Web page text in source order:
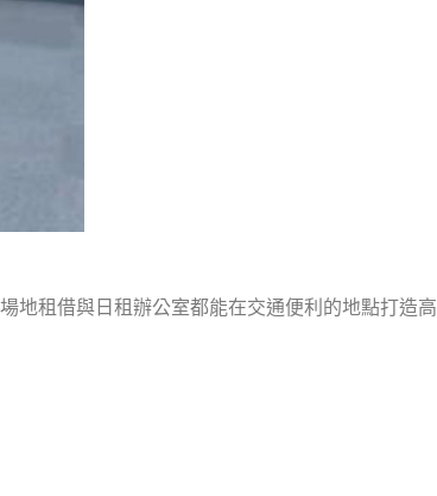
地租借與日租辦公室都能在交通便利的地點打造高